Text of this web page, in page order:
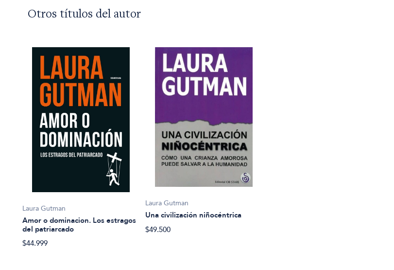
Otros títulos del autor
Laura Gutman
Amor o dominacion. Los estragos
del patriarcado
$44.999
Laura Gutman
Una civilización niñocéntrica
$49.500